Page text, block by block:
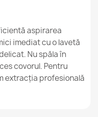
aspirarea
imediat cu o lavetă
Nu spăla în
covorul. Pentru
extracția profesională